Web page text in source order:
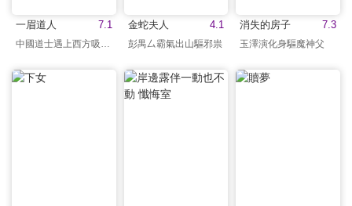
7.1
一眉道人 4.1
金蛇夫人
彭禺厶霸氣出山驅邪祟
7.3
消失的房子
玉澤演化身驅魔神父